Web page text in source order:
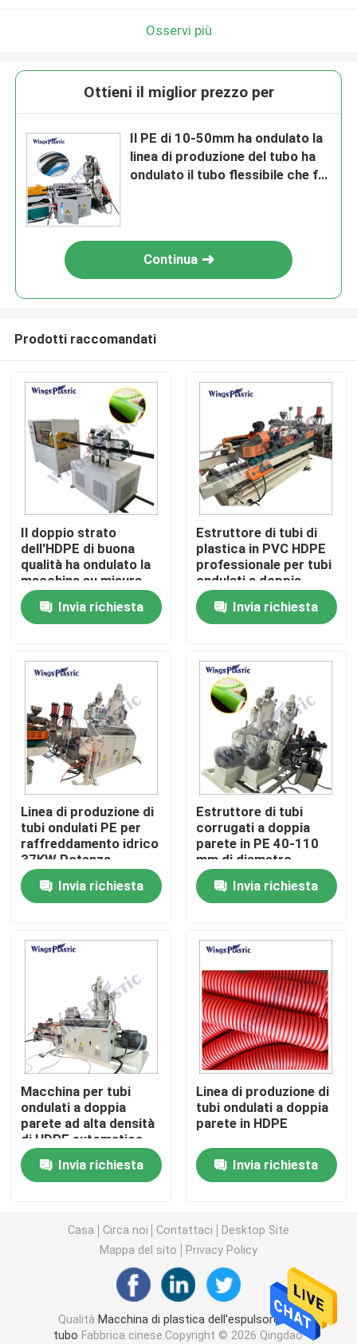
Casa
Prodotti
Circa noi
Giro della fabbrica
Controllo di qualità
Contattici
Macchina di plastica dell'espulsore del tubo
Linea di plastica dell'estrusione del tubo
Macchina dell'espulsore del tubo dell'HDPE
Macchina dell'espulsore del tubo del PVC
Linea di produzione del tubo di PPR
Macchina dell'espulsore del tubo del PE
Macchina ondulata dell'espulsore del tubo
Macchina dell'estrusione della banda dell'ANIMALE
I pp attaccano la linea di produzione
Macchina di plastica dell'espulsore di strato
Osservi più
Ottieni il miglior prezzo per
Il PE di 10-50mm ha ondulato la
linea di produzione del tubo ha
ondulato il tubo flessibile che fa
Continua
Prodotti raccomandati
Il doppio strato
dell'HDPE di buona
qualità ha ondulato la
macchina su misura
dell'estrusione del
tubo di colore per il
tubo di scarico
Invia richiesta
Estruttore di tubi di
plastica in PVC HDPE
professionale per tubi
ondulati a doppia
parete
Invia richiesta
Linea di produzione di
tubi ondulati PE per
raffreddamento idrico
37KW Potenza
dell'estruttore
Invia richiesta
Estruttore di tubi
corrugati a doppia
parete in PE 40-110
mm di diametro
Ventilatori d'aria
raffreddamento idrico
Invia richiesta
Macchina per tubi
ondulati a doppia
parete ad alta densità
di HDPE automatica
DWC MACHINE PIPE
Invia richiesta
Linea di produzione di
tubi ondulati a doppia
parete in HDPE
Invia richiesta
Casa Circa noi Contattaci
Desktop Site
Mappa del sito
Privacy Policy
Qualità Macchina di plastica dell'espulsore del
tubo Fabbrica cinese.Copyright © 2026 Qingdao